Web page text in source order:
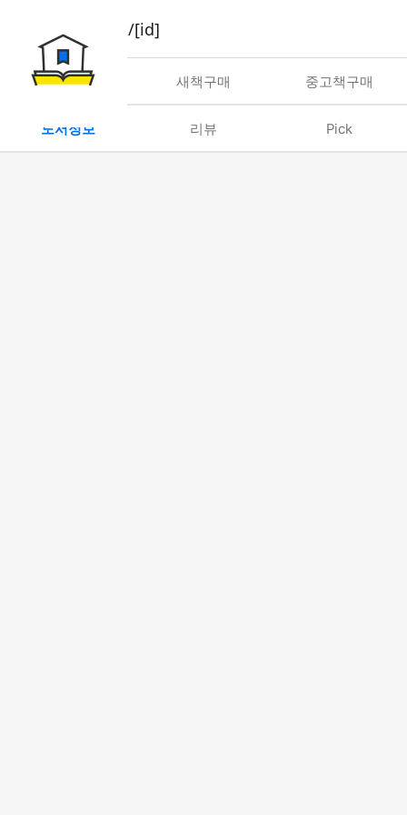
book/rent/[id]
대여 새책구매 중고책구매
도서정보 리뷰 Pick